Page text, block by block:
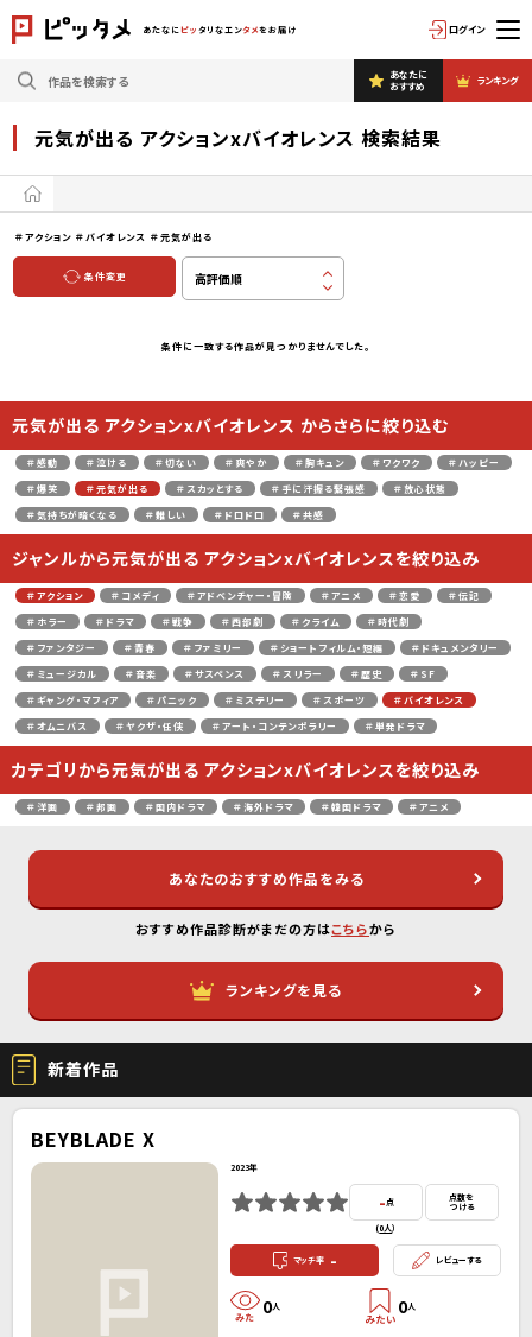
あたなに ピッ タリなエンタメをお届け ログイン
あなたに
おすすめ
ランキング
元気が出る アクションxバイオレンス 検索結果
＃アクション ＃バイオレンス ＃元気が出る
条件変更
条件に一致する作品が見つかりませんでした。
元気が出る アクションxバイオレンス からさらに絞り込む
＃感動 ＃泣ける ＃切ない ＃爽やか ＃胸キュン ＃ワクワク
＃ハッピー
＃爆笑
＃元気が出る ＃スカッとする ＃手に汗握る緊張感
＃放心状態
＃気持ちが暗くなる
＃難しい ＃ドロドロ ＃共感
ジャンルから元気が出る アクションxバイオレンスを絞り込み
＃アクション ＃コメディ ＃アドベンチャー・冒険 ＃アニメ ＃恋愛
＃伝記
＃ホラー
＃ドラマ ＃戦争 ＃西部劇 ＃クライム
＃時代劇
＃ファンタジー
＃青春 ＃ファミリー ＃ショートフィルム・短編
＃ドキュメンタリー
＃ミュージカル
＃音楽 ＃サスペンス ＃スリラー ＃歴史
＃SF
＃ギャング・マフィア
＃パニック ＃ミステリー ＃スポーツ
＃バイオレンス
＃オムニバス
＃ヤクザ・任侠 ＃アート・コンテンポラリー ＃単発ドラマ
カテゴリから元気が出る アクションxバイオレンスを絞り込み
＃洋画 ＃邦画 ＃国内ドラマ ＃海外ドラマ ＃韓国ドラマ ＃アニメ
あなたのおすすめ作品をみる
おすすめ作品診断がまだの方はこちらから
ランキングを見る
新着作品
BEYBLADE X
2023年
-点
(0人）
点数を
つける
マッチ率 - レビューする
0人 0人